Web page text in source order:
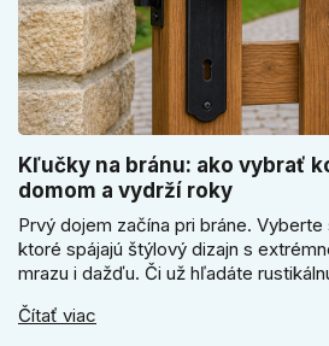
Kľučky na bránu: ako vybrať
domom a vydrží roky
Prvý dojem začína pri bráne.
ktoré spájajú štýlový dizajn s
mrazu i dažďu. Či už hľadáte
vydrží roky. Zabezpečte svoj vstup
Čítať viac